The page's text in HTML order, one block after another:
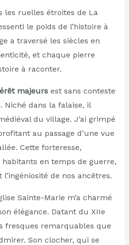
les ruelles étroites de La
le poids de l’histoire à
a traversé les siècles en
et chaque pierre
à raconter.
majeursest sans conteste
Niché dans la falaise, il
du village. J’ai grimpé
au passage d’une vue
Cette forteresse,
en temps de guerre,
de nos ancêtres.
Sainte-Marie m’a charmé
élégance. Datant du XIIe
fresques remarquables que
Son clocher, qui se